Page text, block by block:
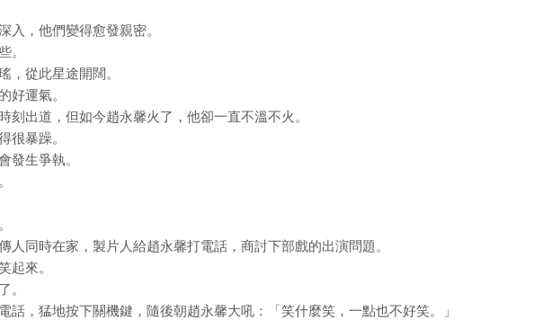
入，他們變得愈發親密。
。
，從此星途開闊。
好運氣。
刻出道，但如今趙永馨火了，他卻一直不溫不火。
很暴躁。
發生爭執。
人同時在家，製片人給趙永馨打電話，商討下部戲的出演問題。
起來。
。
話，猛地按下關機鍵，隨後朝趙永馨大吼：「笑什麼笑，一點也不好笑。」